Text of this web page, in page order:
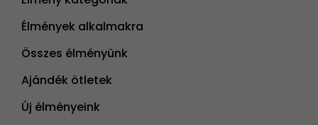
Élmények alkalmakra
Összes élményünk
Ajándék ötletek
Új élményeink